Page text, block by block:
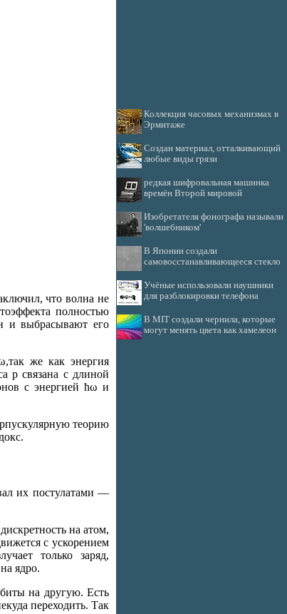
что волна не
полностью
и выбрасывают его
же как энергия
р связана с длиной
с энергией ħω и
теорию
их постулатами —
на атом,
с ускорением
только заряд,
ядро.
на другую. Есть
переходить. Так
Коллекция часовых механизмах в
Эрмитаже
Создан материал, отталкивающий
любые виды грязи
редкая шифровальная машинка
времён Второй мировой
Изобретателя фонографа называли
'волшебником'
В Японии создали
самовосстанавливающееся стекло
Учёные использовали наушники
для разблокировки телефона
В MIT создали чернила, которые
могут менять цвета как хамелеон